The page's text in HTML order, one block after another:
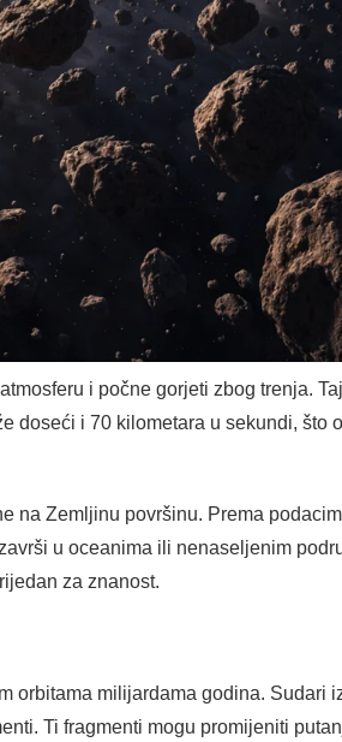
i počne gorjeti zbog trenja.
doseći i 70 kilometara u sekundi, što
na Zemljinu površinu. Prema
u oceanima ili nenaseljenim
za znanost.
orbitama milijardama godina. Sudari
Ti fragmenti mogu promijeniti